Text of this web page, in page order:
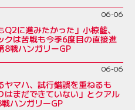
06-06
Q2に進みたかった」小椋藍、
クは苦戦も今季6度目の直接進
8戦ハンガリーGP
06-06
ヤマハ、試行錯誤を重ねるも
はまだできていない」とクアル
ハンガリーGP